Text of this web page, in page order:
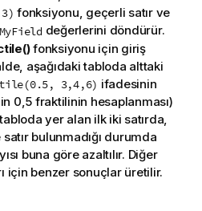
fonksiyonu, geçerli satır ve
MyField değerlerini döndürür.
fonksiyonu için giriş
aşağıdaki tabloda alttaki
3,4,6) ifadesinin
0,5 fraktilinin hesaplanması)
yer alan ilk iki satırda,
bulunmadığı durumda
buna göre azaltılır. Diğer
için benzer sonuçlar üretilir.